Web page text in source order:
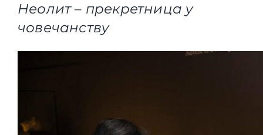
Неолит – прекретница у
човечанству